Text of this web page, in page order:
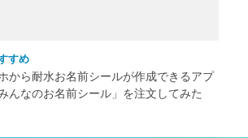
すめ
から耐水お名前シールが作成できるアプ
んなのお名前シール」を注文してみた